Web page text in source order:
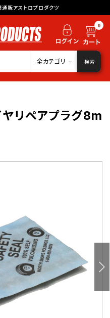
販アストロプロダクツ
0
全カテゴリ 検索
リペアプラグ8m